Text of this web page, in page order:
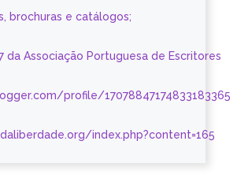
brochuras e catálogos;
da Associação Portuguesa de Escritores
profile/17078847174833183365
index.php?content=165